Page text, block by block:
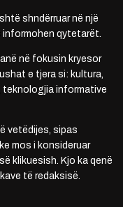
shndërruar në një
informohen qytetarët.
në fokusin kryesor
e tjera si: kultura,
teknologjia informative
vetëdijes, sipas
mos i konsideruar
klikuesish. Kjo ka qenë
të redaksisë.